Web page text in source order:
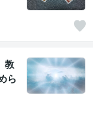
教
ら